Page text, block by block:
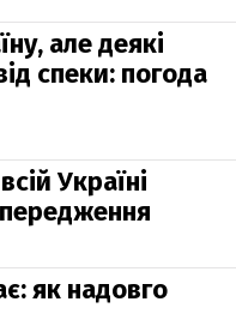
але деякі
спеки: погода
Україні
як надовго